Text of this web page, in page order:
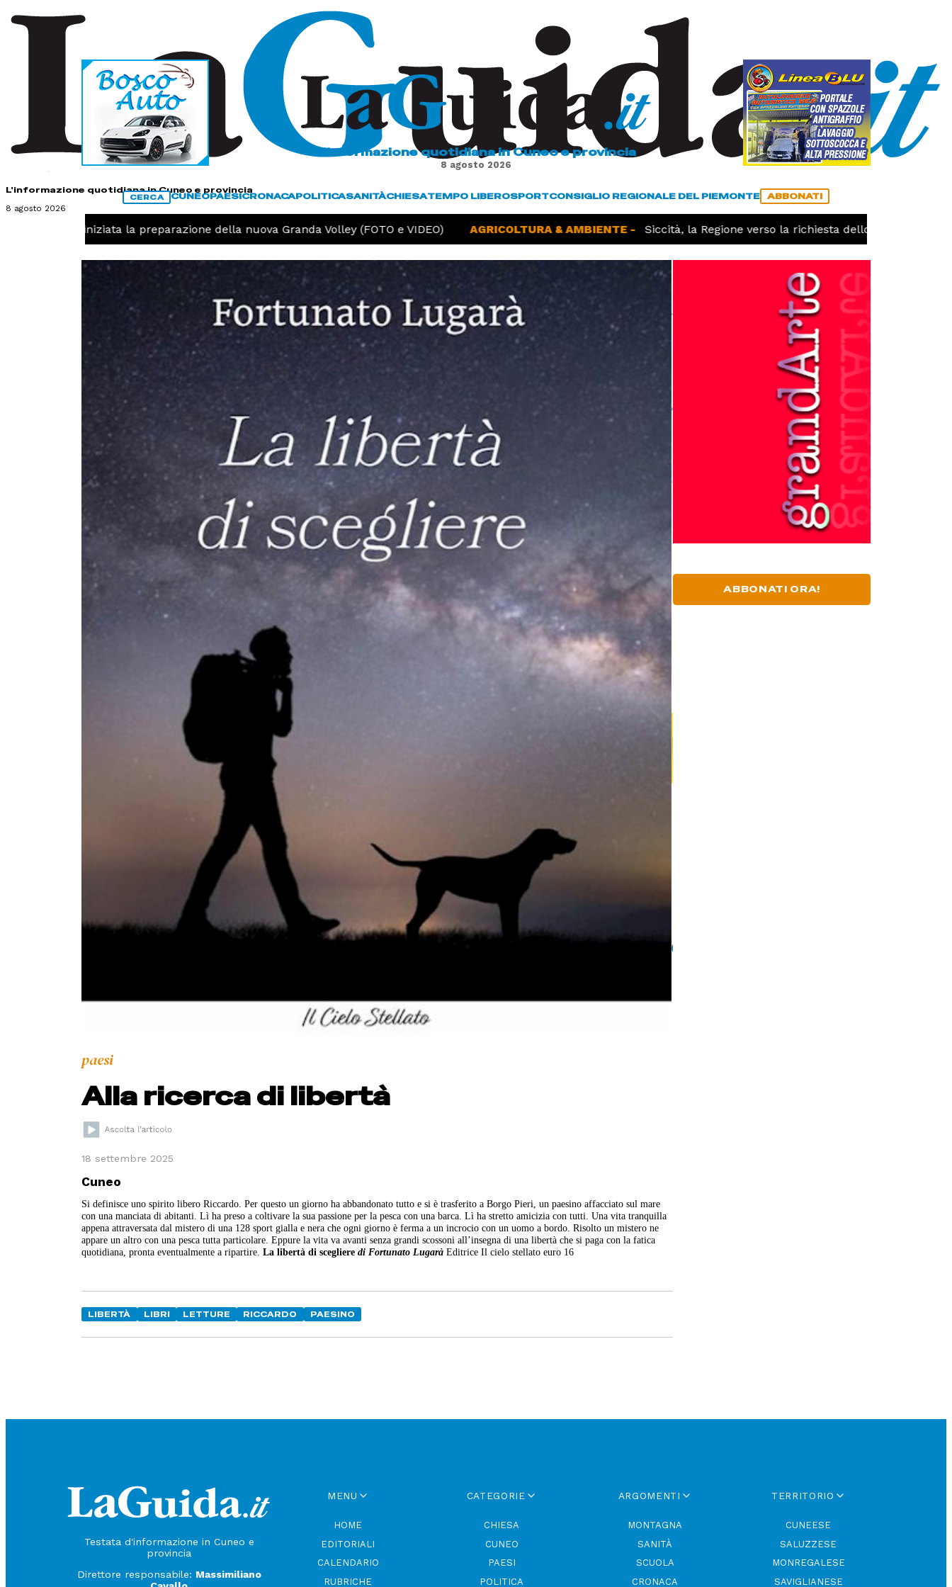
L'informazione quotidiana in Cuneo e provincia
8 agosto 2026
L'informazione quotidiana in Cuneo e provincia
8 agosto 2026
CERCA CUNEOPAESICRONACAPOLITICASANITÀCHIESATEMPO LIBEROSPORTCONSIGLIO REGIONALE DEL PIEMONTE ABBONATI
Pallavolo, iniziata la preparazione della nuova Granda Volley (FOTO e VIDEO) AGRICOLTURA & AMBIENTE - Siccità, la Regione verso la richiesta dello stato di calamità
paesi
Alla ricerca di libertà
18 settembre 2025
Cuneo
Si definisce uno spirito libero Riccardo. Per questo un giorno ha abbandonato tutto e si è trasferito a Borgo Pieri, un paesino affacciato sul mare
con una manciata di abitanti. Lì ha preso a coltivare la sua passione per la pesca con una barca. Lì ha stretto amicizia con tutti. Una vita tranquilla
appena attraversata dal mistero di una 128 sport gialla e nera che ogni giorno è ferma a un incrocio con un uomo a bordo. Risolto un mistero ne
appare un altro con una pesca tutta particolare. Eppure la vita va avanti senza grandi scossoni all’insegna di una libertà che si paga con la fatica
quotidiana, pronta eventualmente a ripartire.La libertà di scegliere di Fortunato Lugarà Editrice Il cielo stellato euro 16
LIBERTÀ LIBRI LETTURE RICCARDO PAESINO
ABBONATI ORA!
Testata d'informazione in Cuneo e
provincia
Direttore responsabile: Massimiliano
MENU
HOME
EDITORIALI
CALENDARIO
RUBRICHE
CATEGORIE
CHIESA
CUNEO
PAESI
POLITICA
ARGOMENTI
MONTAGNA
SANITÀ
SCUOLA
CRONACA
TERRITORIO
CUNEESE
SALUZZESE
MONREGALESE
SAVIGLIANESE